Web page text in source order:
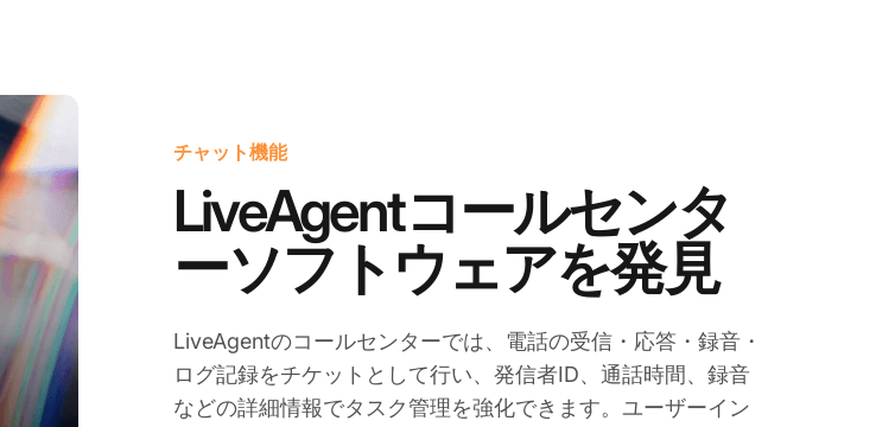
チャット機能
LiveAgentコールセンタ
ーソフトウェアを発見
LiveAgentのコールセンターでは、電話の受信・応答・録音・
ログ記録をチケットとして行い、発信者ID、通話時間、録音
などの詳細情報でタスク管理を強化できます。ユーザーイン